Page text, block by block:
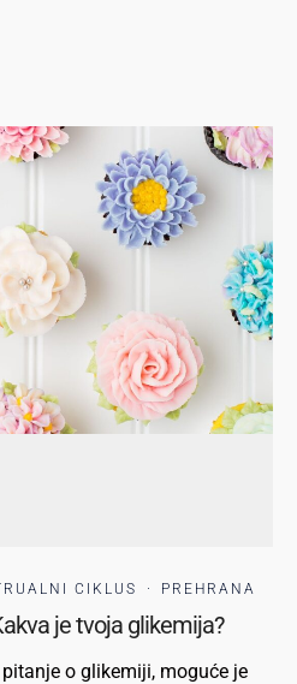
CIKLUS · PREHRANA
je tvoja glikemija?
o glikemiji, moguće je